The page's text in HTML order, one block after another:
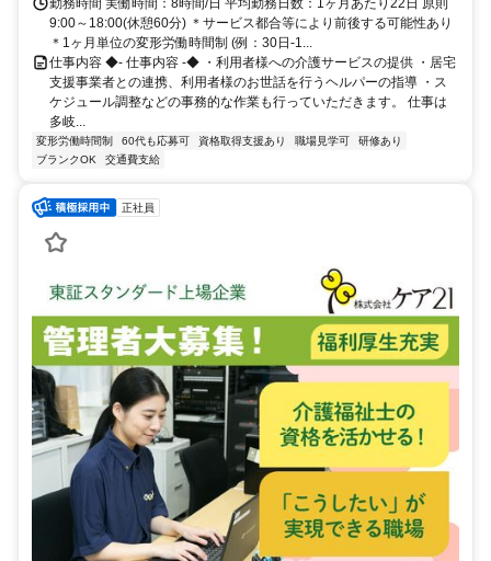
勤務時間 実働時間：8時間/日 平均勤務日数：1ヶ月あたり22日 原則
9:00～18:00(休憩60分) ＊サービス都合等により前後する可能性あり
＊1ヶ月単位の変形労働時間制 (例：30日-1...
仕事内容 ◆- 仕事内容 -◆ ・利用者様への介護サービスの提供 ・居宅
支援事業者との連携、利用者様のお世話を行うヘルパーの指導 ・ス
ケジュール調整などの事務的な作業も行っていただきます。 仕事は
多岐...
変形労働時間制 60代も応募可 資格取得支援あり 職場見学可
研修あり
ブランクOK
交通費支給
正社員